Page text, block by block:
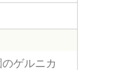
のゲルニカ